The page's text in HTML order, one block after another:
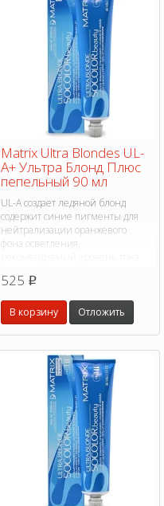
Matrix Ultra Blondes UL-
A+ Ультра Блонд Плюс
пепельный 90 мл
UL-A создает ледяной блонд
содержит синие пигменты для
нейтрализации оранжевого
фона осветления,
525 p
В корзину Отложить